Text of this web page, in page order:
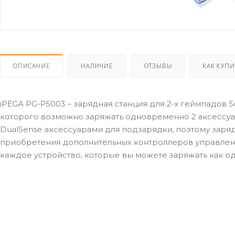
ОПИСАНИЕ НАЛИЧИЕ ОТЗЫВЫ КАК
iPEGA PG-P5003 – зарядная станция для 2-х
которого возможно заряжать одновременно 2
DualSense аксессуарами для подзарядки, поэтому
приобретения дополнительных контроллеров
каждое устройство, которые вы можете заряжать как